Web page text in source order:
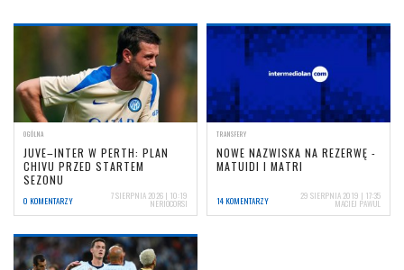
OGÓLNA
JUVE–INTER W PERTH: PLAN
CHIVU PRZED STARTEM
SEZONU
0 KOMENTARZY 7 SIERPNIA 2026 | 10:19
NERIOCORSI
TRANSFERY
NOWE NAZWISKA NA REZERWĘ -
MATUIDI I MATRI
14 KOMENTARZY 29 SIERPNIA 2019 | 17:35
MACIEJ PAWUL